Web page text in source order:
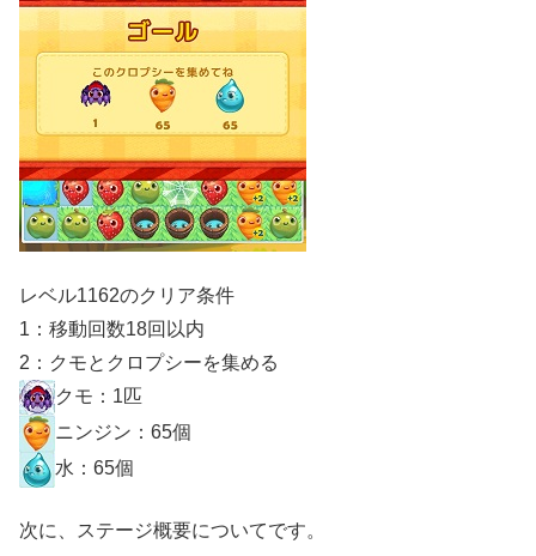
レベル1162のクリア条件
1：移動回数18回以内
2：クモとクロプシーを集める
クモ：1匹
ニンジン：65個
水：65個
次に、ステージ概要についてです。